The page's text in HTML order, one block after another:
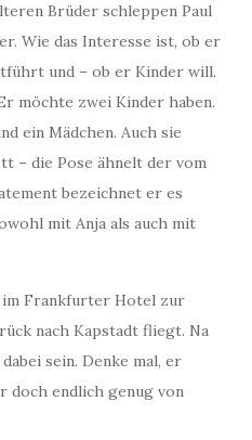
Brüder schleppen Paul
Wie das Interesse ist, ob er
und – ob er Kinder will.
möchte zwei Kinder haben.
ein Mädchen. Auch sie
– die Pose ähnelt der vom
bezeichnet er es
mit Anja als auch mit
im Frankfurter Hotel zur
nach Kapstadt fliegt. Na
sein. Denke mal, er
doch endlich genug von